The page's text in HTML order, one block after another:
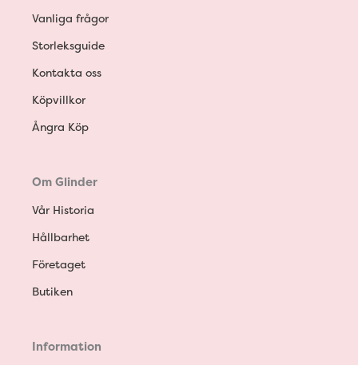
Vanliga frågor
Storleksguide
Kontakta oss
Köpvillkor
Ångra Köp
Om Glinder
Vår Historia
Hållbarhet
Företaget
Butiken
Information